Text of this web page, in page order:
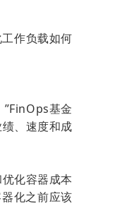
作负载如何
基金
、速度和成
化容器成本
化之前应该